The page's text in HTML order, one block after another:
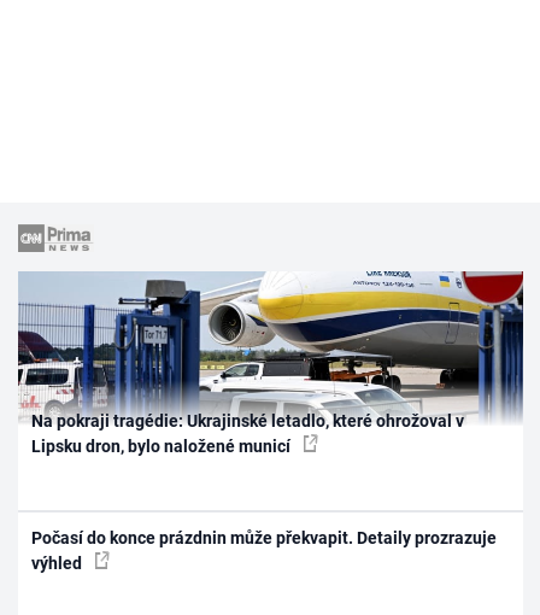
Na pokraji tragédie: Ukrajinské letadlo, které ohrožoval v
Lipsku dron, bylo naložené municí
Počasí do konce prázdnin může překvapit. Detaily prozrazuje
výhled